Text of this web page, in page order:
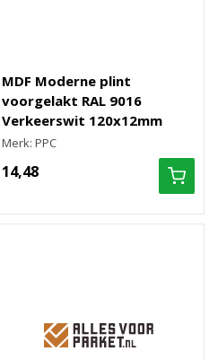
MDF Moderne plint
voorgelakt RAL 9016
Verkeerswit 120x12mm
Merk: PPC
14,48